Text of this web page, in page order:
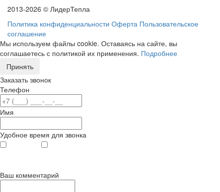
2013-2026 © ЛидерТепла
Политика конфиденциальности Оферта Пользовательское
соглашение
Мы используем файлы cookie. Оставаясь на сайте, вы
соглашаетесь с политикой их применения. Подробнее
Принять
Заказать звонок
Телефон
Имя
Удобное время для звонка
Ваш комментарий